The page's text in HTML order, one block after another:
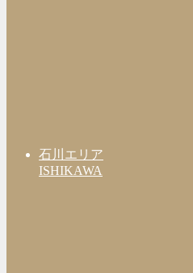
石川エリア
ISHIKAWA